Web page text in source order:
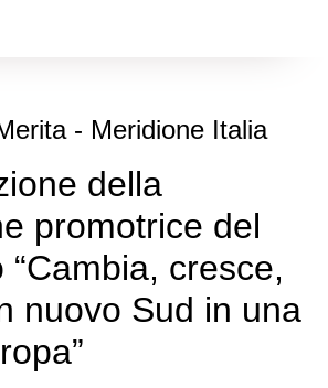
- Meridione Italia
della
promotrice del
“Cambia, cresce,
nuovo Sud in una